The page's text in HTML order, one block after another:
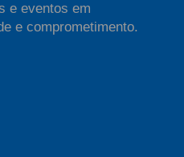
e eventos em
e comprometimento.